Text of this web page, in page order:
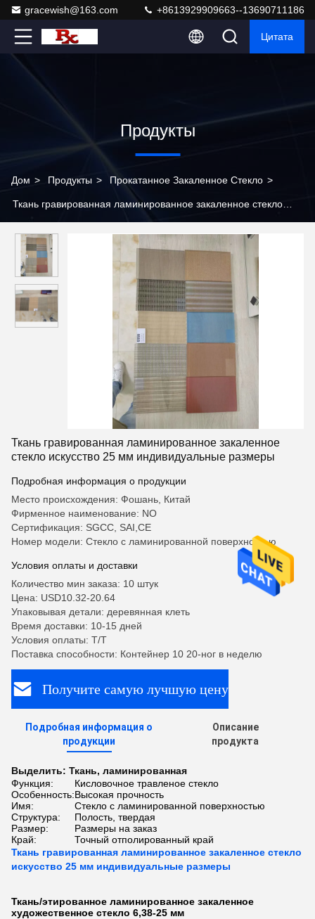
gracewish@163.com +8613929909663--13690711186
Цитата
Продукты
Дом > Продукты > Прокатанное Закаленное Стекло >
Ткань гравированная ламинированное закаленное стекло
Ткань гравированная ламинированное закаленное
стекло искусство 25 мм индивидуальные размеры
Подробная информация о продукции
Место происхождения: Фошань, Китай
Фирменное наименование: NO
Сертификация: SGCC, SAI,CE
Номер модели: Стекло с ламинированной поверхностью
Условия оплаты и доставки
Количество мин заказа: 10 штук
Цена: USD10.32-20.64
Упаковывая детали: деревянная клеть
Время доставки: 10-15 дней
Условия оплаты: T/T
Поставка способности: Контейнер 10 20-ног в неделю
Получите самую лучшую цену
Подробная информация о
продукции
Описание
продукта
Выделить: Ткань, ламинированная
Функция:
Кисловочное травленое стекло
Особенность:Высокая прочность
Имя:
Стекло с ламинированной поверхностью
Структура:
Полость, твердая
Размер:
Размеры на заказ
Край:
Точный отполированный край
Ткань гравированная ламинированное закаленное стекло
искусство 25 мм индивидуальные размеры
Ткань/этированное ламинированное закаленное
художественное стекло 6,38-25 мм